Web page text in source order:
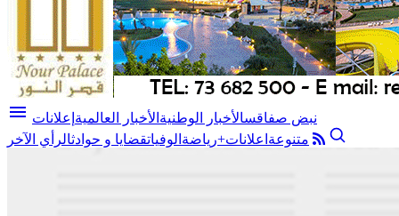
menu نبض صفاقسالأخبار الوطنية الأخبار العالمية إعلانات
متنوعة اعلانات+رياضة الوفياتقضايا و حوادثالرأي الآخر